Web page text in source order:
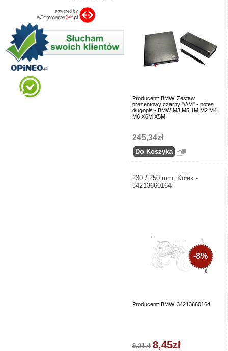
Producent: BMW. Zestaw
prezentowy czarny "///M" - notes
długopis - BMW M3 M5 1M M2 M4
M6 X6M X5M
245,34zł
230 / 250 mm, Kołek -
34213660164
Producent: BMW. 34213660164
-8%
9,21zł 8,45zł